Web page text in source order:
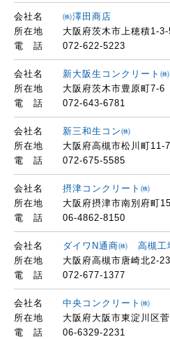
会社名
㈱澤田商店
所在地
大阪府茨木市上穂積1-3-
電 話
072-622-5223
会社名
新大阪生コンクリート
所在地
大阪府茨木市豊原町7-6
電 話
072-643-6781
会社名
新三和生コン㈱
所在地
大阪府高槻市松川町11-7
電 話
072-675-5585
会社名
摂津コンクリート㈱
所在地
大阪府摂津市南別府町
電 話
06-4862-8150
会社名
ダイワN通商㈱ 高槻工
所在地
大阪府高槻市唐崎北2-
電 話
072-677-1377
会社名
中央コンクリート㈱
所在地
大阪府大阪市東淀川区
電 話
06-6329-2231